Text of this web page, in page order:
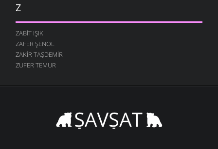
Z
ZABIT IŞIK
ZAFER ŞENOL
ZAKIR TAŞDEMIR
ZUFER TEMUR